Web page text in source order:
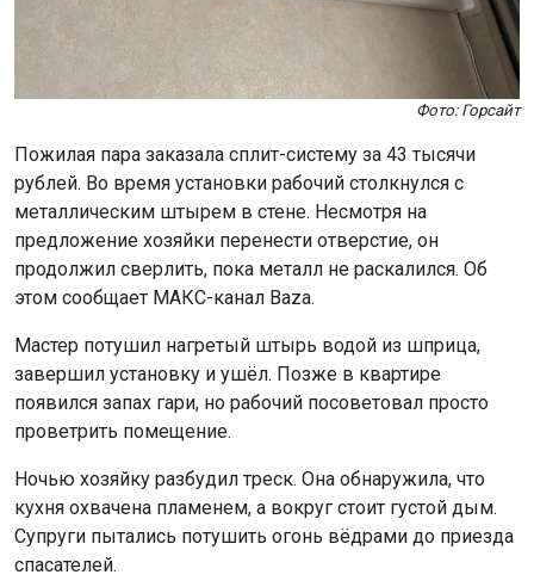
Фото: Горсайт
Пожилая пара заказала сплит-систему за 43 тысячи
рублей. Во время установки рабочий столкнулся с
металлическим штырем в стене. Несмотря на
предложение хозяйки перенести отверстие, он
продолжил сверлить, пока металл не раскалился. Об
этом сообщает МАКС-канал Baza.
Мастер потушил нагретый штырь водой из шприца,
завершил установку и ушёл. Позже в квартире
появился запах гари, но рабочий посоветовал просто
проветрить помещение.
Ночью хозяйку разбудил треск. Она обнаружила, что
кухня охвачена пламенем, а вокруг стоит густой дым.
Супруги пытались потушить огонь вёдрами до приезда
спасателей.